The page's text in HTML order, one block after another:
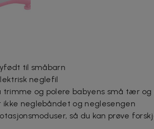
til småbarn
neglefil
trimme og polere babyens små tær
ikke neglebåndet og neglesengen
så du kan prøve